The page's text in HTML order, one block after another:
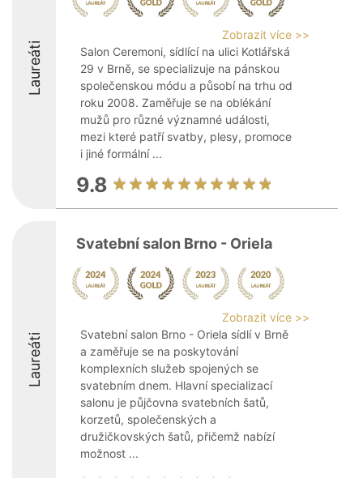
Laureáti
Zobrazit více >>
Salon Ceremoni, sídlící na ulici Kotlářská
29 v Brně, se specializuje na pánskou
společenskou módu a působí na trhu od
roku 2008. Zaměřuje se na oblékání
mužů pro různé významné události,
mezi které patří svatby, plesy, promoce
i jiné formální ...
9.8
Laureáti
Svatební salon Brno - Oriela
Zobrazit více >>
Svatební salon Brno - Oriela sídlí v Brně
a zaměřuje se na poskytování
komplexních služeb spojených se
svatebním dnem. Hlavní specializací
salonu je půjčovna svatebních šatů,
korzetů, společenských a
družičkovských šatů, přičemž nabízí
možnost ...